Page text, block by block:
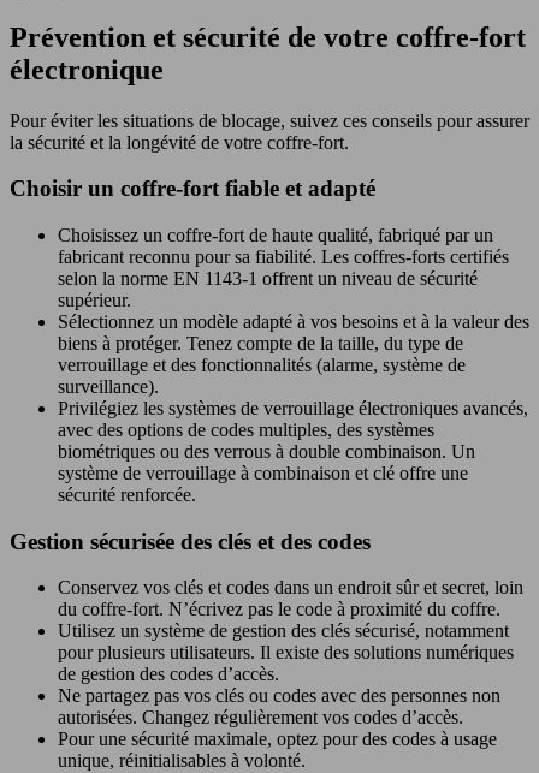
Prévention et sécurité de votre coffre-fort
électronique
Pour éviter les situations de blocage, suivez ces conseils pour assurer
la sécurité et la longévité de votre coffre-fort.
Choisir un coffre-fort fiable et adapté
Choisissez un coffre-fort de haute qualité, fabriqué par un
fabricant reconnu pour sa fiabilité. Les coffres-forts certifiés
selon la norme EN 1143-1 offrent un niveau de sécurité
supérieur.
Sélectionnez un modèle adapté à vos besoins et à la valeur des
biens à protéger. Tenez compte de la taille, du type de
verrouillage et des fonctionnalités (alarme, système de
surveillance).
Privilégiez les systèmes de verrouillage électroniques avancés,
avec des options de codes multiples, des systèmes
biométriques ou des verrous à double combinaison. Un
système de verrouillage à combinaison et clé offre une
sécurité renforcée.
Gestion sécurisée des clés et des codes
Conservez vos clés et codes dans un endroit sûr et secret, loin
du coffre-fort. N’écrivez pas le code à proximité du coffre.
Utilisez un système de gestion des clés sécurisé, notamment
pour plusieurs utilisateurs. Il existe des solutions numériques
de gestion des codes d’accès.
Ne partagez pas vos clés ou codes avec des personnes non
autorisées. Changez régulièrement vos codes d’accès.
Pour une sécurité maximale, optez pour des codes à usage
unique, réinitialisables à volonté.